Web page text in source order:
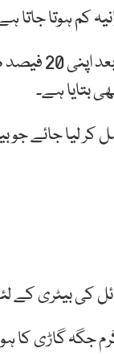
کم ہوتا جاتا
ماہرین کے
لیا جائے جو
کی بیٹری
گاڑی کا